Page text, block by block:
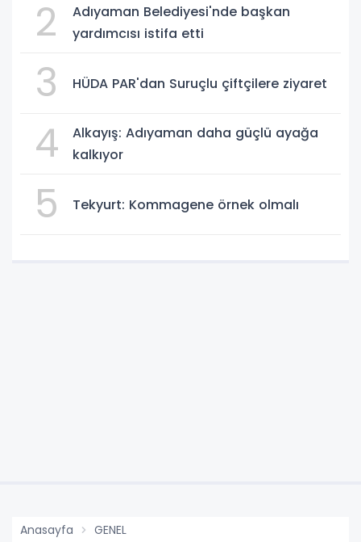
2
Adıyaman Belediyesi'nde başkan
yardımcısı istifa etti
3 HÜDA PAR'dan Suruçlu çiftçilere ziyaret
4
Alkayış: Adıyaman daha güçlü ayağa
kalkıyor
5 Tekyurt: Kommagene örnek olmalı
Anasayfa GENEL